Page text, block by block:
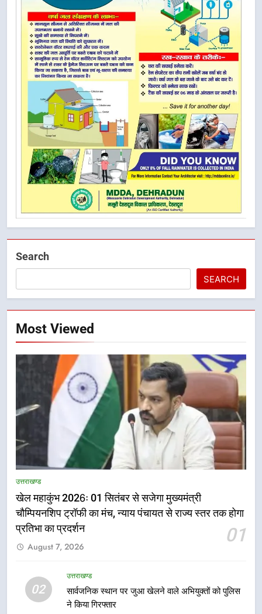
Search
SEARCH
Most Viewed
उत्तराखण्ड
खेल महाकुंभ 2026ः 01 सितंबर से सजेगा मुख्यमंत्री
चौम्पियनशिप ट्रॉफी का मंच, न्याय पंचायत से राज्य स्तर तक होगा
प्रतिभा का प्रदर्शन
01
August 7, 2026
02
उत्तराखण्ड
सार्वजनिक स्थान पर जुआ खेलने वाले अभियुक्तों को पुलिस
ने किया गिरफ्तार
राष्ट्रीय हथकरघा दिवस पर मुख्यमंत्री
कारीगरों को किया सम्मानित
उत्तराखण्ड
6